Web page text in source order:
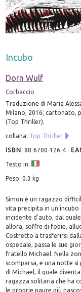
Incubo
Dorn Wulf
Corbaccio
Traduzione di Maria
Milano, 2016; cartonato,
(Top Thriller).
collana: Top Thriller
ISBN:88-6700-126-4 -
Testo in:
Peso: 0.3 kg
Simon è un ragazzo
vita precipita in un
incidente d'auto, dal
allora, soffre di fobie,
Costretto a trasferirsi
ospedale, passa le sue
fratello Michael. Nella
scomparsa, e una notte
di Michael, il quale
ragazza solitaria che ha
le proprie paure più